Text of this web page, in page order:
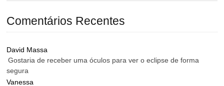
Comentários Recentes
David Massa
Gostaria de receber uma óculos para ver o eclipse de forma
segura
Vanessa